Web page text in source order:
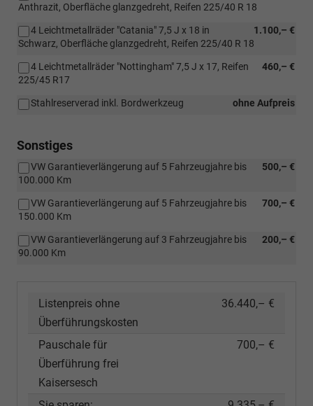
Anthrazit, Oberfläche glanzgedreht, Reifen 225/40 R 18
1.100,– €
4 Leichtmetallräder "Catania" 7,5 J x 18 in
Schwarz, Oberfläche glanzgedreht, Reifen 225/40 R 18
460,– €
4 Leichtmetallräder "Nottingham" 7,5 J x 17, Reifen
225/45 R17
ohne Aufpreis
Stahlreserverad inkl. Bordwerkzeug
Sonstiges
500,– €
VW Garantieverlängerung auf 5 Fahrzeugjahre bis
100.000 Km
700,– €
VW Garantieverlängerung auf 5 Fahrzeugjahre bis
150.000 Km
200,– €
VW Garantieverlängerung auf 3 Fahrzeugjahre bis
90.000 Km
Listenpreis ohne
Überführungskosten
36.440,– €
Pauschale für
Überführung frei
Kaisersesch
700,– €